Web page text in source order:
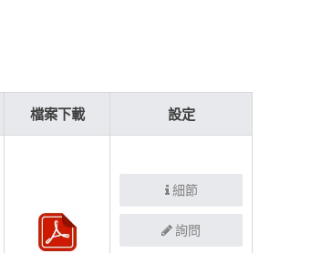
檔案下載 設定
細節
詢問